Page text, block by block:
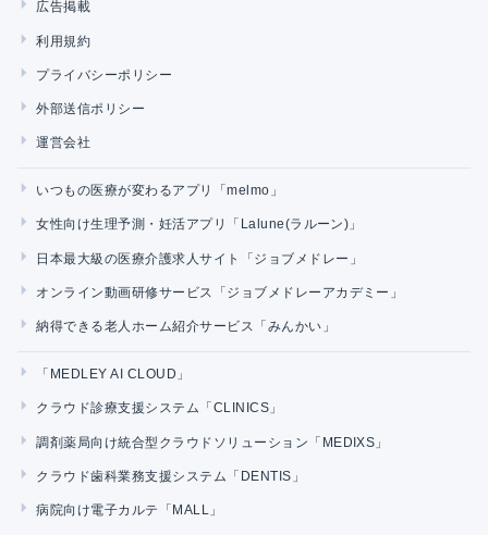
広告掲載
利用規約
プライバシーポリシー
外部送信ポリシー
運営会社
いつもの医療が変わるアプリ「melmo」
女性向け生理予測・妊活アプリ「Lalune(ラルーン)」
日本最大級の医療介護求人サイト「ジョブメドレー」
オンライン動画研修サービス「ジョブメドレーアカデミー」
納得できる老人ホーム紹介サービス「みんかい」
「MEDLEY AI CLOUD」
クラウド診療支援システム「CLINICS」
調剤薬局向け統合型クラウドソリューション「MEDIXS」
クラウド歯科業務支援システム「DENTIS」
病院向け電子カルテ「MALL」